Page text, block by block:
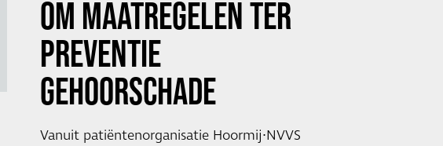
OM MAATREGELEN TER
PREVENTIE
GEHOORSCHADE
Vanuit patiëntenorganisatie Hoormij∙NVVS